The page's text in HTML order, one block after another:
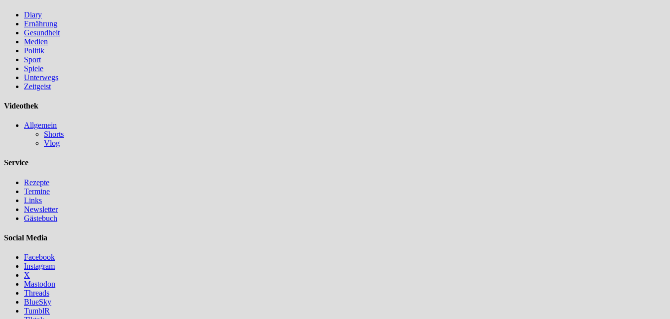
Diary
Ernährung
Gesundheit
Medien
Politik
Sport
Spiele
Unterwegs
Zeitgeist
Videothek
Allgemein
Shorts
Vlog
Service
Rezepte
Termine
Links
Newsletter
Gästebuch
Social Media
Facebook
Instagram
X
Mastodon
Threads
BlueSky
TumblR